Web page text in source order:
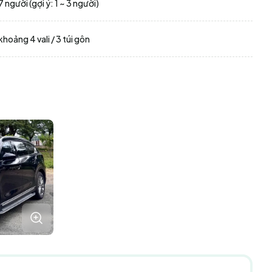
người (gợi ý: 1 ~ 3 người)
4 vali / 3 túi gôn